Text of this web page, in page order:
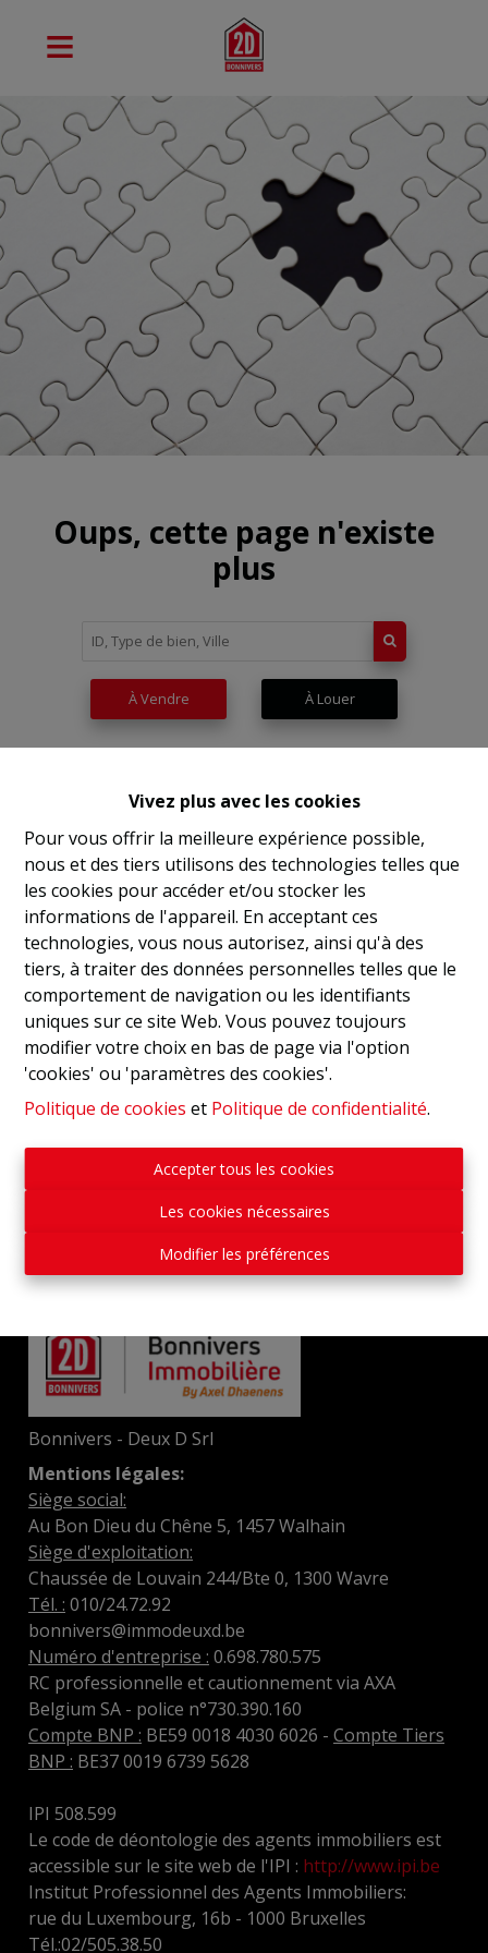
Vivez plus avec les cookies
Pour vous offrir la meilleure expérience possible,
nous et des tiers utilisons des technologies telles que
les cookies pour accéder et/ou stocker les
informations de l'appareil. En acceptant ces
technologies, vous nous autorisez, ainsi qu'à des
tiers, à traiter des données personnelles telles que le
comportement de navigation ou les identifiants
uniques sur ce site Web. Vous pouvez toujours
modifier votre choix en bas de page via l'option
'cookies' ou 'paramètres des cookies'.
Politique de cookies et Politique de confidentialité.
Accepter tous les cookies
Les cookies nécessaires
Modifier les préférences
Oups, cette page n'existe
plus
À Vendre À Louer
Bonnivers - Deux D Srl
Mentions légales:
Siège social:
Au Bon Dieu du Chêne 5, 1457 Walhain
Siège d'exploitation:
Chaussée de Louvain 244/Bte 0, 1300 Wavre
Tél. : 010/24.72.92
bonnivers@immodeuxd.be
Numéro d'entreprise : 0.698.780.575
RC professionnelle et cautionnement via AXA
Belgium SA - police n°730.390.160
Compte BNP : BE59 0018 4030 6026 - Compte Tiers
BNP : BE37 0019 6739 5628
IPI 508.599
Le code de déontologie des agents immobiliers est
accessible sur le site web de l'IPI : http://www.ipi.be
Institut Professionnel des Agents Immobiliers:
rue du Luxembourg, 16b - 1000 Bruxelles
Tél.:02/505.38.50